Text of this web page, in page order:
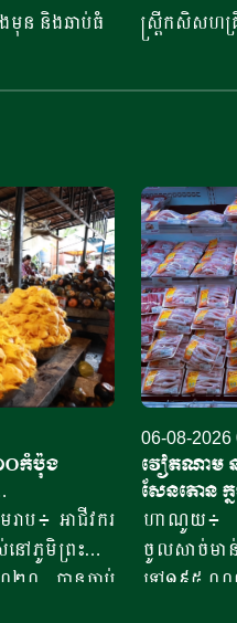
ងមុន និងឆាប់ធំ
ស្ត្រីកសិសហគ្
១០កំប៉ុង​
ងៃ
ាប៖ ​អាជីវករ​​
នៅភូមិព្រះដាក់
០២០​ បានចាប់
06-08-2026
វៀតណាម
សែនតោន ក្
ច្រើននាំចូល
ហាណូយ៖ ប្
ចូលសាច់ម
ទៅ១៩៥ ០០